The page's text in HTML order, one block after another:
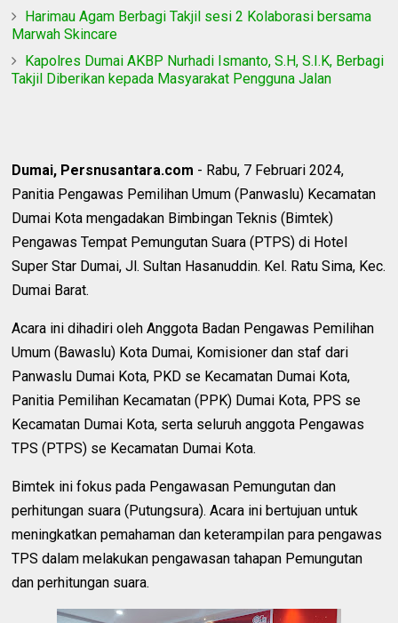
Harimau Agam Berbagi Takjil sesi 2 Kolaborasi bersama
Marwah Skincare
Kapolres Dumai AKBP Nurhadi Ismanto, S.H, S.I.K, Berbagi
Takjil Diberikan kepada Masyarakat Pengguna Jalan
Dumai, Persnusantara.com - Rabu, 7 Februari 2024,
Panitia Pengawas Pemilihan Umum (Panwaslu) Kecamatan
Dumai Kota mengadakan Bimbingan Teknis (Bimtek)
Pengawas Tempat Pemungutan Suara (PTPS) di Hotel
Super Star Dumai, Jl. Sultan Hasanuddin. Kel. Ratu Sima, Kec.
Dumai Barat.
Acara ini dihadiri oleh Anggota Badan Pengawas Pemilihan
Umum (Bawaslu) Kota Dumai, Komisioner dan staf dari
Panwaslu Dumai Kota, PKD se Kecamatan Dumai Kota,
Panitia Pemilihan Kecamatan (PPK) Dumai Kota, PPS se
Kecamatan Dumai Kota, serta seluruh anggota Pengawas
TPS (PTPS) se Kecamatan Dumai Kota.
Bimtek ini fokus pada Pengawasan Pemungutan dan
perhitungan suara (Putungsura). Acara ini bertujuan untuk
meningkatkan pemahaman dan keterampilan para pengawas
TPS dalam melakukan pengawasan tahapan Pemungutan
dan perhitungan suara.